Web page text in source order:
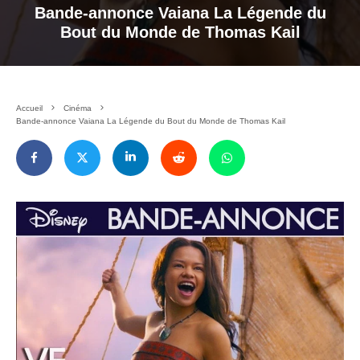
Bande-annonce Vaiana La Légende du
Bout du Monde de Thomas Kail
Accueil
Cinéma
Bande-annonce Vaiana La Légende du Bout du Monde de Thomas Kail